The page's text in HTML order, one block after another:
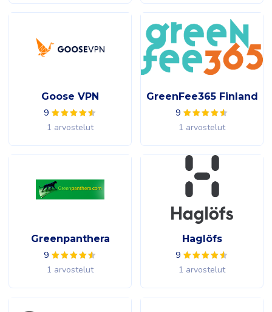
Goose VPN
9
1 arvostelut
GreenFee365 Finland
9
1 arvostelut
Greenpanthera
9
1 arvostelut
Haglöfs
9
1 arvostelut